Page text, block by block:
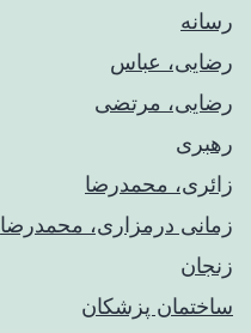
رسانه
رضایی، عباس
رضایی، مرتضی
رهبری
زائری، محمدرضا
زمانی درمزاری، محمدرضا
زنجان
ساختمان پزشکان